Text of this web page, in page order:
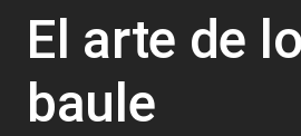
El arte de
baule